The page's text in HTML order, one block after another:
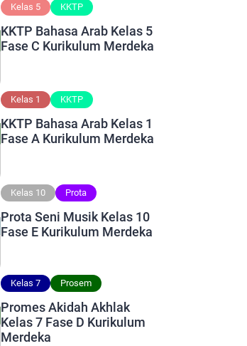
Kelas 5 KKTP
KKTP Bahasa Arab Kelas 5
Fase C Kurikulum Merdeka
Kelas 1 KKTP
KKTP Bahasa Arab Kelas 1
Fase A Kurikulum Merdeka
Kelas 10 Prota
Prota Seni Musik Kelas 10
Fase E Kurikulum Merdeka
Kelas 7 Prosem
Promes Akidah Akhlak
Kelas 7 Fase D Kurikulum
Merdeka